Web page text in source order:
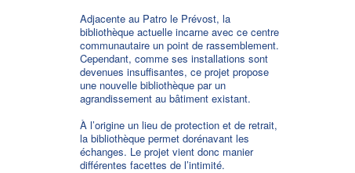
Adjacente au Patro le Prévost, la
bibliothèque actuelle incarne avec ce centre
communautaire un point de rassemblement.
Cependant, comme ses installations sont
devenues insuffisantes, ce projet propose
une nouvelle bibliothèque par un
agrandissement au bâtiment existant.
À l’origine un lieu de protection et de retrait,
la bibliothèque permet dorénavant les
échanges. Le projet vient donc manier
différentes facettes de l’intimité.